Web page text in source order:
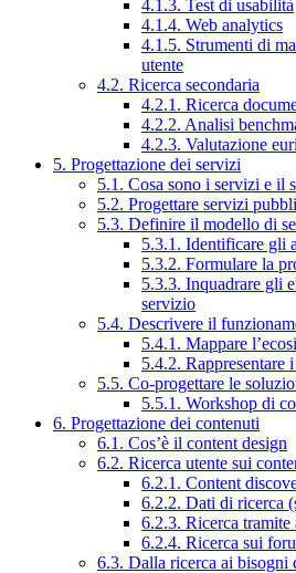
4.1.3. Test di usabilità
4.1.4. Web analytics
4.1.5. Strumenti di
utente
4.2. Ricerca secondaria
4.2.1. Ricerca
4.2.2. Analisi
4.2.3. Valutazione
5. Progettazione dei servizi
5.1. Cosa sono i servizi e il
5.2. Progettare servizi
5.3. Definire il modello di
5.3.1. Identificare gli
5.3.2. Formulare la
5.3.3. Inquadrare gli
servizio
5.4. Descrivere il
5.4.1. Mappare
5.4.2. Rappresentare
5.5. Co-progettare le
5.5.1. Workshop di
6. Progettazione dei contenuti
6.1. Cos’è il content design
6.2. Ricerca utente sui
6.2.1. Content
6.2.2. Dati di ricerca
6.2.3. Ricerca tramite
6.2.4. Ricerca sui
6.3. Dalla ricerca ai bisogni